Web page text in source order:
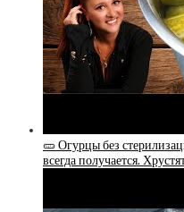
🥒 Огурцы без
всегда получается.